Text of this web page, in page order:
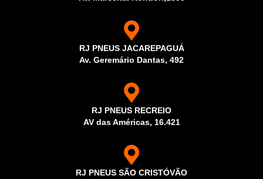
RJ PNEUS JACAREPAGUÁ
Av. Geremário Dantas, 492
RJ PNEUS RECREIO
AV das Américas, 16.421
RJ PNEUS SÃO CRISTÓVÃO